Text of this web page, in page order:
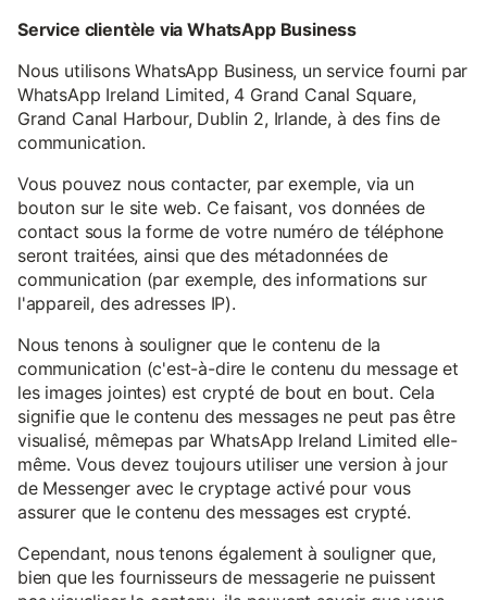
Service clientèle via WhatsApp Business
Nous utilisons WhatsApp Business, un service fourni par
WhatsApp Ireland Limited, 4 Grand Canal Square,
Grand Canal Harbour, Dublin 2, Irlande, à des fins de
communication.
Vous pouvez nous contacter, par exemple, via un
bouton sur le site web. Ce faisant, vos données de
contact sous la forme de votre numéro de téléphone
seront traitées, ainsi que des métadonnées de
communication (par exemple, des informations sur
l'appareil, des adresses IP).
Nous tenons à souligner que le contenu de la
communication (c'est-à-dire le contenu du message et
les images jointes) est crypté de bout en bout. Cela
signifie que le contenu des messages ne peut pas être
visualisé, mêmepas par WhatsApp Ireland Limited elle-
même. Vous devez toujours utiliser une version à jour
de Messenger avec le cryptage activé pour vous
assurer que le contenu des messages est crypté.
Cependant, nous tenons également à souligner que,
bien que les fournisseurs de messagerie ne puissent